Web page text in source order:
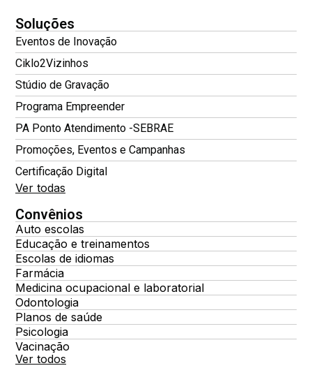
Soluções
Eventos de Inovação
Ciklo2Vizinhos
Stúdio de Gravação
Programa Empreender
PA Ponto Atendimento -SEBRAE
Promoções, Eventos e Campanhas
Certificação Digital
Ver todas
Convênios
Auto escolas
Educação e treinamentos
Escolas de idiomas
Farmácia
Medicina ocupacional e laboratorial
Odontologia
Planos de saúde
Psicologia
Vacinação
Ver todos